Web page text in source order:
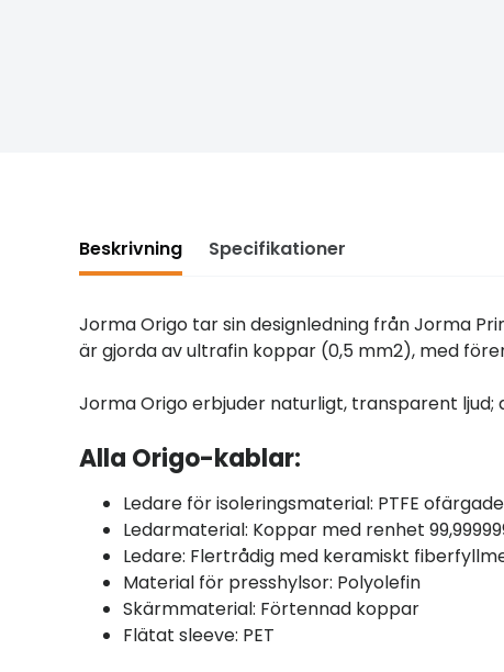
Beskrivning Specifikationer
Jorma Origo tar sin designledning från Jorma
är gjorda av ultrafin koppar (0,5 mm2), med
Jorma Origo erbjuder naturligt, transparent
Alla Origo-kablar:
Ledare för isoleringsmaterial: PTFE ofärgade
Ledarmaterial: Koppar med renhet
Ledare: Flertrådig med keramiskt
Material för presshylsor: Polyolefin
Skärmmaterial: Förtennad koppar
Flätat sleeve: PET